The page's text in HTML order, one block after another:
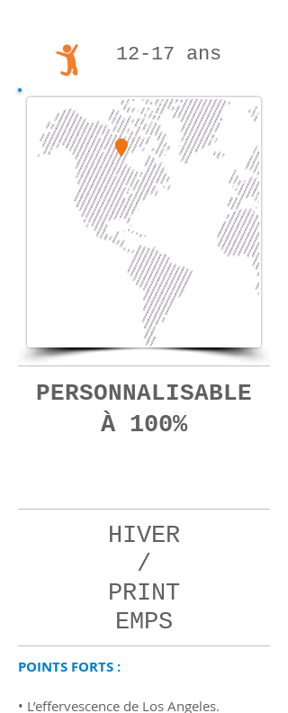
12-17 ans
PERSONNALISABLE
À 100%
HIVER
/
PRINT
EMPS
POINTS FORTS :
• L’effervescence de Los Angeles.